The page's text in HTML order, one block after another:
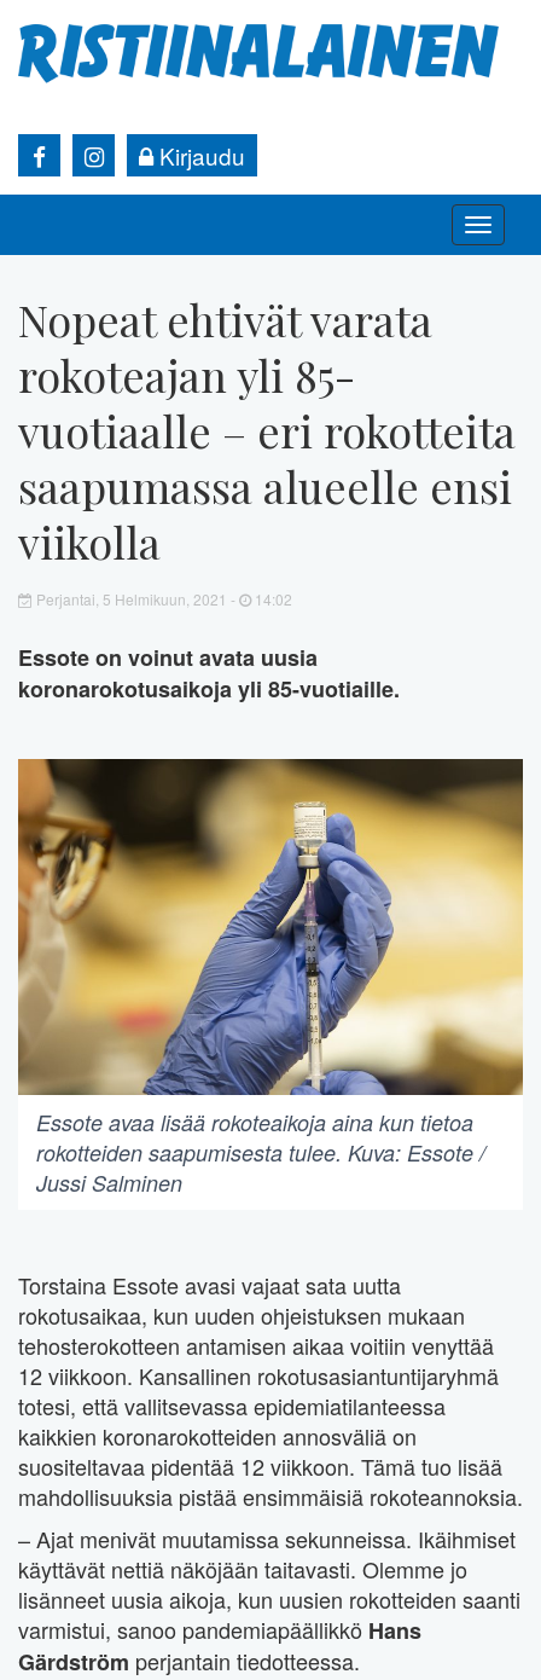
Kirjaudu
Toggle
Nopeat ehtivät varata
rokoteajan yli 85-
vuotiaalle – eri rokotteita
saapumassa alueelle ensi
viikolla
Perjantai, 5 Helmikuun, 2021 - 14:02
Essote on voinut avata uusia
koronarokotusaikoja yli 85-vuotiaille.
Essote avaa lisää rokoteaikoja aina kun tietoa
rokotteiden saapumisesta tulee. Kuva: Essote /
Jussi Salminen
Torstaina Essote avasi vajaat sata uutta
rokotusaikaa, kun uuden ohjeistuksen mukaan
tehosterokotteen antamisen aikaa voitiin venyttää
12 viikkoon. Kansallinen rokotusasiantuntijaryhmä
totesi, että vallitsevassa epidemiatilanteessa
kaikkien koronarokotteiden annosväliä on
suositeltavaa pidentää 12 viikkoon. Tämä tuo lisää
mahdollisuuksia pistää ensimmäisiä rokoteannoksia.
– Ajat menivät muutamissa sekunneissa. Ikäihmiset
käyttävät nettiä näköjään taitavasti. Olemme jo
lisänneet uusia aikoja, kun uusien rokotteiden saanti
varmistui, sanoo pandemiapäällikkö Hans
Gärdström perjantain tiedotteessa.